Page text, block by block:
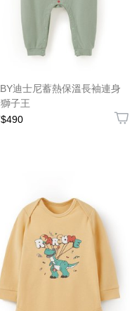
迪士尼蓄熱保溫長袖連身
子王